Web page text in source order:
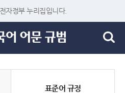
자정부 누리집입니다.
표준어 규정